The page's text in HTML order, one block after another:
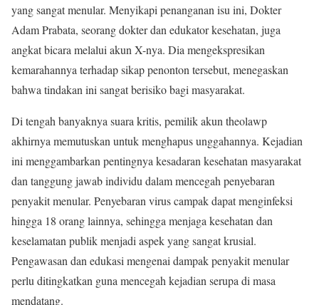
yang sangat menular. Menyikapi penanganan isu ini, Dokter
Adam Prabata, seorang dokter dan edukator kesehatan, juga
angkat bicara melalui akun X-nya. Dia mengekspresikan
kemarahannya terhadap sikap penonton tersebut, menegaskan
bahwa tindakan ini sangat berisiko bagi masyarakat.
Di tengah banyaknya suara kritis, pemilik akun theolawp
akhirnya memutuskan untuk menghapus unggahannya. Kejadian
ini menggambarkan pentingnya kesadaran kesehatan masyarakat
dan tanggung jawab individu dalam mencegah penyebaran
penyakit menular. Penyebaran virus campak dapat menginfeksi
hingga 18 orang lainnya, sehingga menjaga kesehatan dan
keselamatan publik menjadi aspek yang sangat krusial.
Pengawasan dan edukasi mengenai dampak penyakit menular
perlu ditingkatkan guna mencegah kejadian serupa di masa
mendatang.